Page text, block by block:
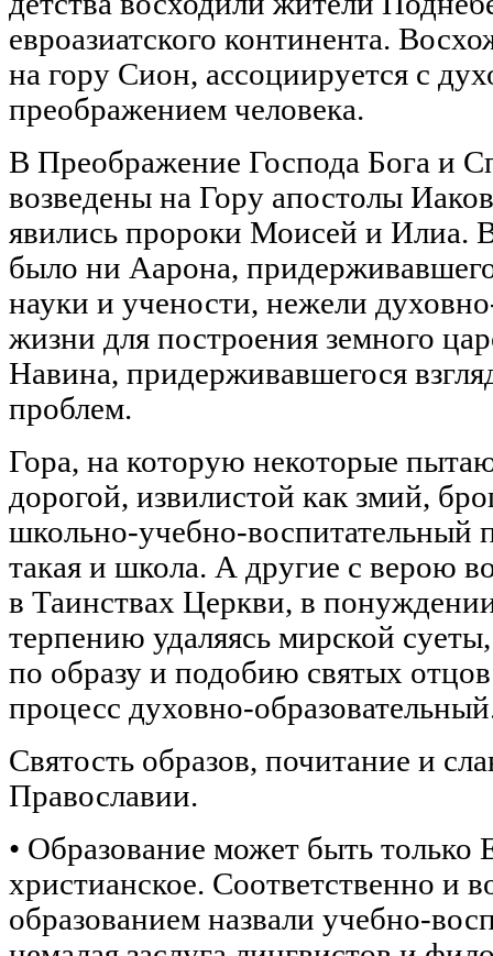
евроазиатского континента.
на гору Сион, ассоциируется с
преображением человека.
В Преображение Господа Бога и
возведены на Гору апостолы
явились пророки Моисей и Илиа.
было ни Аарона,
науки и учености, нежели
жизни для построения земного
Навина, придерживавшегося
проблем.
Гора, на которую некоторые
дорогой, извилистой как змий,
школьно-учебно-воспитательный
такая и школа. А другие с верою
в Таинствах Церкви, в
терпению удаляясь мирской
по образу и подобию святых
процесс духовно-
Святость образов, почитание и
Православии.
• Образование может быть только
христианское. Соответственно и
образованием назвали учебно-